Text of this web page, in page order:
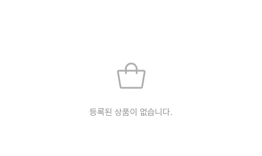
등록된 상품이 없습니다.